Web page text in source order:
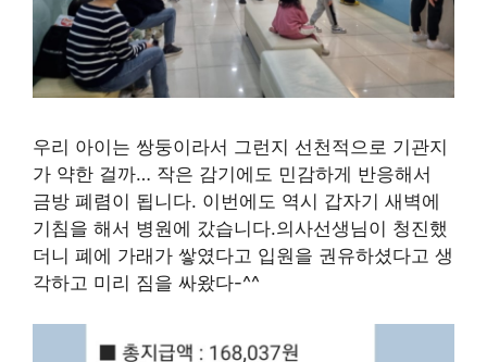
우리 아이는 쌍둥이라서 그런지 선천적으로 기관지
가 약한 걸까… 작은 감기에도 민감하게 반응해서
금방 폐렴이 됩니다. 이번에도 역시 갑자기 새벽에
기침을 해서 병원에 갔습니다.의사선생님이 청진했
더니 폐에 가래가 쌓였다고 입원을 권유하셨다고 생
각하고 미리 짐을 싸왔다-^^